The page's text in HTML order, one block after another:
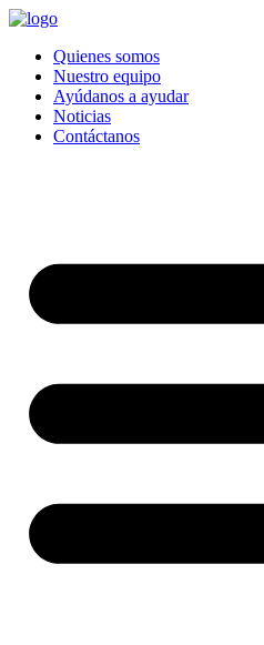
Quienes somos
Nuestro equipo
Ayúdanos a ayudar
Noticias
Contáctanos